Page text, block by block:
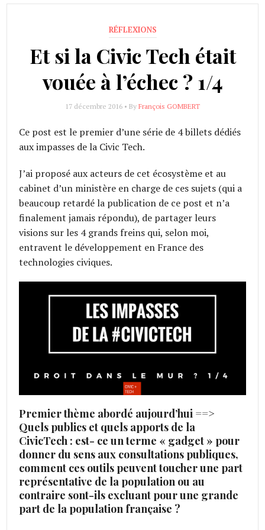
RÉFLEXIONS
Et si la Civic Tech était
vouée à l’échec ? 1/4
17 décembre 2016 • By François GOMBERT
Ce post est le premier d’une série de 4 billets dédiés
aux impasses de la Civic Tech.
J’ai proposé aux acteurs de cet écosystème et au
cabinet d’un ministère en charge de ces sujets (qui a
beaucoup retardé la publication de ce post et n’a
finalement jamais répondu), de partager leurs
visions sur les 4 grands freins qui, selon moi,
entravent le développement en France des
technologies civiques.
Premier thème abordé aujourd’hui ==>
Quels publics et quels apports de la
CivicTech : est- ce un terme « gadget » pour
donner du sens aux consultations publiques,
comment ces outils peuvent toucher une part
représentative de la population ou au
contraire sont-ils excluant pour une grande
part de la population française ?